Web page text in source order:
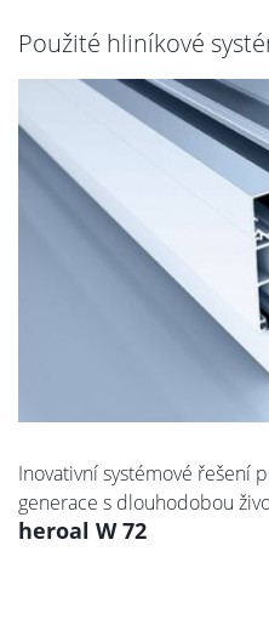
Použité hliníkové
Inovativní systémové řešení
generace s dlouhodobou
heroal W 72